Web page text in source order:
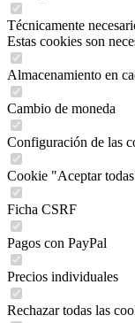
Técnicamente
Estas cookies son
Almacenamiento en
Cambio de moneda
Configuración de las
Cookie "Aceptar
Ficha CSRF
Pagos con PayPal
Precios individuales
Rechazar todas las